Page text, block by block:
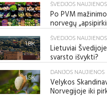
1.4K
ŠVEDIJOS NAUJIENOS
Po PVM
norvegų
1.8K
ŠVEDIJOS NAUJIENOS
Lietuviai
svarsto išvykti?
1.5K
DANIJOS NAUJIENOS
Velykos
Norvegijoje iki